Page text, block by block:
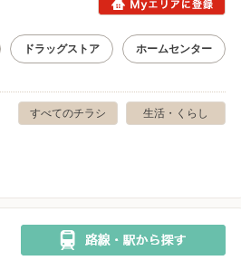
ドラッグストア ホームセンター
生活・くらし
すべてのチラシ